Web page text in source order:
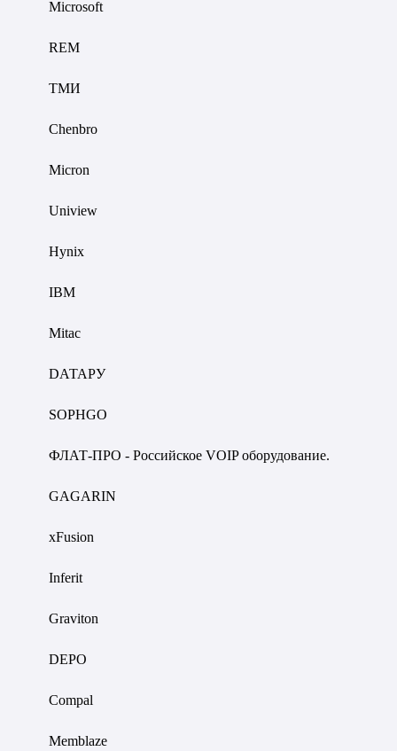
Microsoft
REM
ТМИ
Chenbro
Micron
Uniview
Hynix
IBM
Mitac
DАТАРУ
SOPHGO
ФЛАТ-ПРО - Российское VOIP оборудование.
GAGARIN
xFusion
Inferit
Graviton
DEPO
Compal
Memblaze